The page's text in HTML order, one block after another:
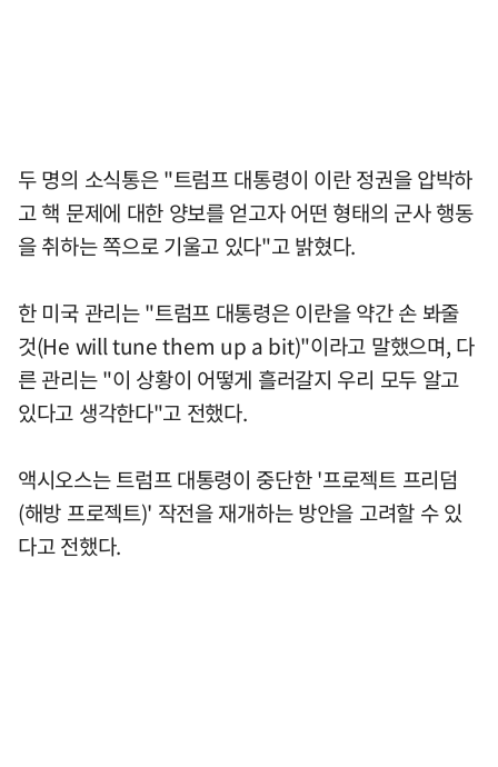
두 명의 소식통은 "트럼프 대통령이 이란 정권을 압박하
고 핵 문제에 대한 양보를 얻고자 어떤 형태의 군사 행동
을 취하는 쪽으로 기울고 있다"고 밝혔다.
한 미국 관리는 "트럼프 대통령은 이란을 약간 손 봐줄
것(He will tune them up a bit)"이라고 말했으며, 다
른 관리는 "이 상황이 어떻게 흘러갈지 우리 모두 알고
있다고 생각한다"고 전했다.
액시오스는 트럼프 대통령이 중단한 '프로젝트 프리덤
(해방 프로젝트)' 작전을 재개하는 방안을 고려할 수 있
다고 전했다.